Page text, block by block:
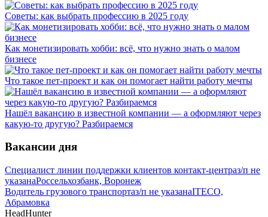
Советы: как выбрать профессию в 2025 году
Как монетизировать хобби: всё, что нужно знать о малом
бизнесе
Что такое пет-проект и как он помогает найти работу мечты
Нашёл вакансию в известной компании — а оформляют через
какую-то другую? Разбираемся
Вакансии дня
Специалист линии поддержки клиентов контакт-центраз/п не
указанаРоссельхозбанк, Воронеж
Водитель грузового транспортаз/п не указанаITECO,
Абрамовка
HeadHunter